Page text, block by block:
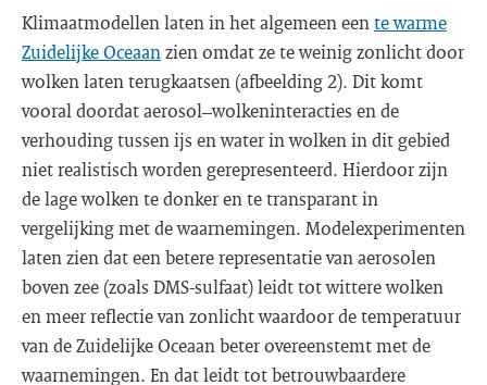
Klimaatmodellen laten in het algemeen een te warme
Zuidelijke Oceaan zien omdat ze te weinig zonlicht door
wolken laten terugkaatsen (afbeelding 2). Dit komt
vooral doordat aerosol–wolkeninteracties en de
verhouding tussen ijs en water in wolken in dit gebied
niet realistisch worden gerepresenteerd. Hierdoor zijn
de lage wolken te donker en te transparant in
vergelijking met de waarnemingen. Model­experimenten
laten zien dat een betere representatie van aerosolen
boven zee (zoals DMS-sulfaat) leidt tot wittere wolken
en meer reflectie van zonlicht waardoor de temperatuur
van de Zuidelijke Oceaan beter overeenstemt met de
waarnemingen. En dat leidt tot betrouwbaardere